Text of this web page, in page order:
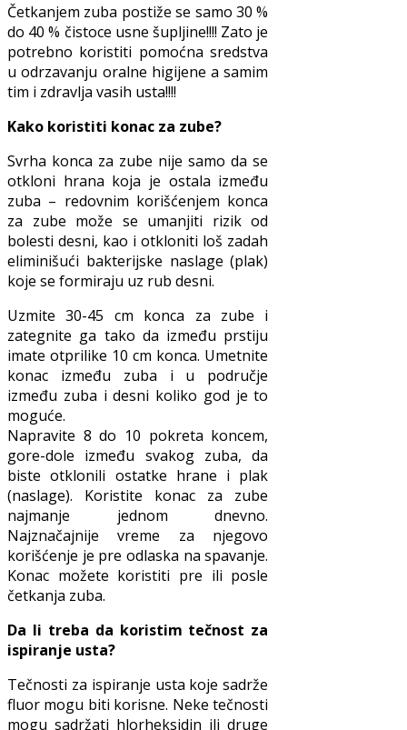
Četkanjem zuba postiže se samo 30 %
do 40 % čistoce usne šupljine!!!! Zato je
potrebno koristiti pomoćna sredstva
u odrzavanju oralne higijene a samim
tim i zdravlja vasih usta!!!!
Kako koristiti konac za zube?
Svrha konca za zube nije samo da se
otkloni hrana koja je ostala između
zuba – redovnim korišćenjem konca
za zube može se umanjiti rizik od
bolesti desni, kao i otkloniti loš zadah
eliminišući bakterijske naslage (plak)
koje se formiraju uz rub desni.
Uzmite 30-45 cm konca za zube i
zategnite ga tako da između prstiju
imate otprilike 10 cm konca. Umetnite
konac između zuba i u područje
između zuba i desni koliko god je to
moguće.
Napravite 8 do 10 pokreta koncem,
gore-dole između svakog zuba, da
biste otklonili ostatke hrane i plak
(naslage). Koristite konac za zube
najmanje jednom dnevno.
Najznačajnije vreme za njegovo
korišćenje je pre odlaska na spavanje.
Konac možete koristiti pre ili posle
četkanja zuba.
Da li treba da koristim tečnost za
ispiranje usta?
Tečnosti za ispiranje usta koje sadrže
fluor mogu biti korisne. Neke tečnosti
mogu sadržati hlorheksidin ili druge